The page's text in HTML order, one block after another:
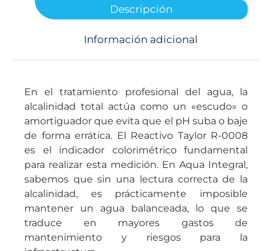
Descripción
Información adicional
En el tratamiento profesional del agua, la
alcalinidad total actúa como un «escudo» o
amortiguador que evita que el pH suba o baje
de forma errática. El Reactivo Taylor R-0008
es el indicador colorimétrico fundamental
para realizar esta medición. En Aqua Integral,
sabemos que sin una lectura correcta de la
alcalinidad, es prácticamente imposible
mantener un agua balanceada, lo que se
traduce en mayores gastos de
mantenimiento y riesgos para la